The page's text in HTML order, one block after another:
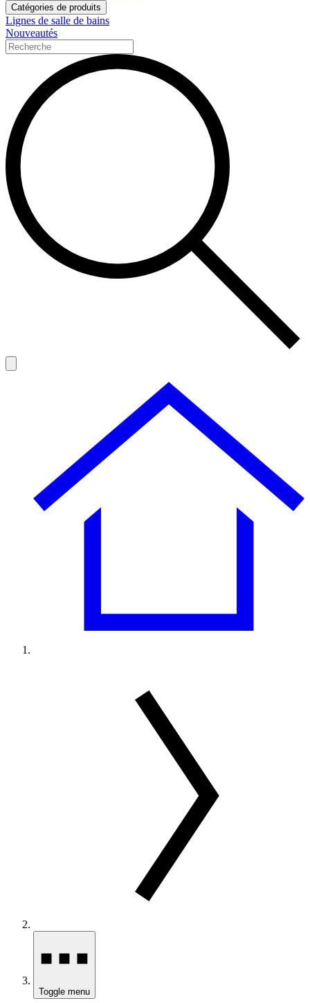
Catégories de produits
Lignes de salle de bains
Nouveautés
Toggle menu